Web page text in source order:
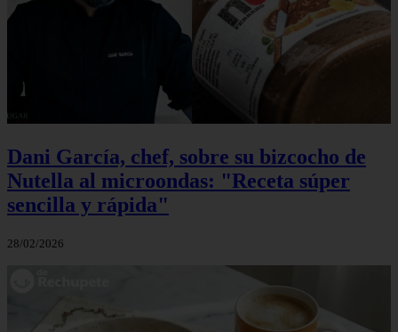
Dani García, chef, sobre su bizcocho de
Nutella al microondas: "Receta súper
sencilla y rápida"
28/02/2026